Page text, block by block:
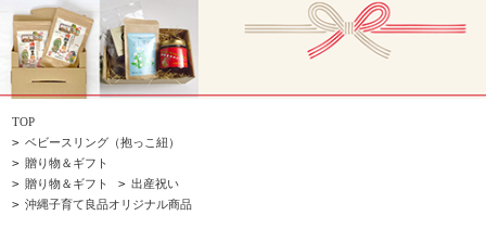
TOP
> ベビースリング（抱っこ紐）
> 贈り物＆ギフト
> 贈り物＆ギフト > 出産祝い
> 沖縄子育て良品オリジナル商品